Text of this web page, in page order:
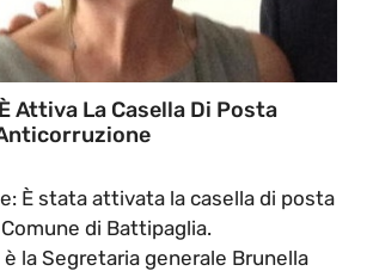
Attiva La Casella Di Posta
È stata attivata la casella di posta
di Battipaglia.
la Segretaria generale Brunella